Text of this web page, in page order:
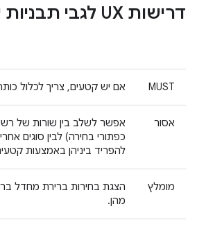
דרישות UX לגבי תבניות של רשימות
MUST אם יש קטעים, צריך לכלול
אסור
אפשר לשלב בין שורות של
כפתורי בחירה) לבין סוגים
להפריד ביניהן באמצעות
מומלץ
הצגת בחירות ברירת מחדל
מהן.